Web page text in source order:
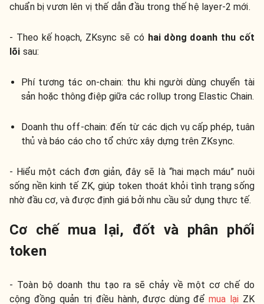
chuẩn bị vươn lên vị thế dẫn đầu trong thế hệ layer-2 mới.
- Theo kế hoạch, ZKsync sẽ có hai dòng doanh thu cốt
lõi sau:
Phí tương tác on-chain: thu khi người dùng chuyển tài
sản hoặc thông điệp giữa các rollup trong Elastic Chain.
Doanh thu off-chain: đến từ các dịch vụ cấp phép, tuân
thủ và báo cáo cho tổ chức xây dựng trên ZKsync.
- Hiểu một cách đơn giản, đây sẽ là “hai mạch máu” nuôi
sống nền kinh tế ZK, giúp token thoát khỏi tình trạng sống
nhờ đầu cơ, và được định giá bởi nhu cầu sử dụng thực tế.
Cơ chế mua lại, đốt và phân phối
token
- Toàn bộ doanh thu tạo ra sẽ chảy về một cơ chế do
cộng đồng quản trị điều hành, được dùng để mua lại ZK